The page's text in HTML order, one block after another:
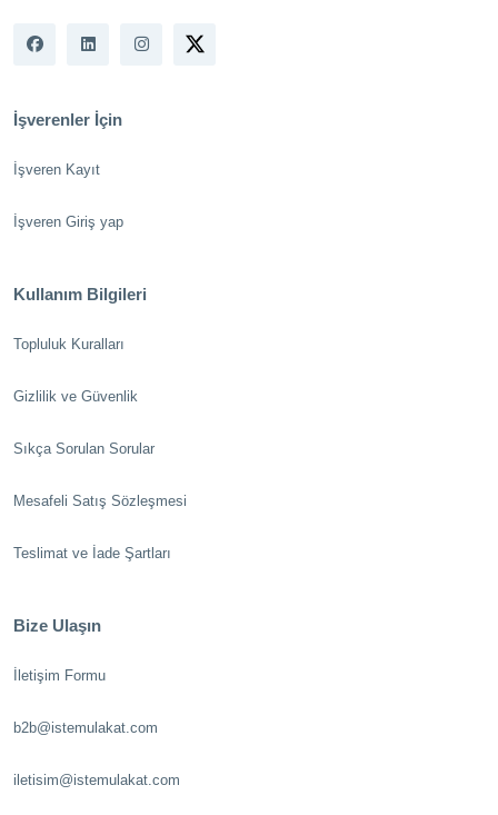
İşverenler İçin
İşveren Kayıt
İşveren Giriş yap
Kullanım Bilgileri
Topluluk Kuralları
Gizlilik ve Güvenlik
Sıkça Sorulan Sorular
Mesafeli Satış Sözleşmesi
Teslimat ve İade Şartları
Bize Ulaşın
İletişim Formu
b2b@istemulakat.com
iletisim@istemulakat.com